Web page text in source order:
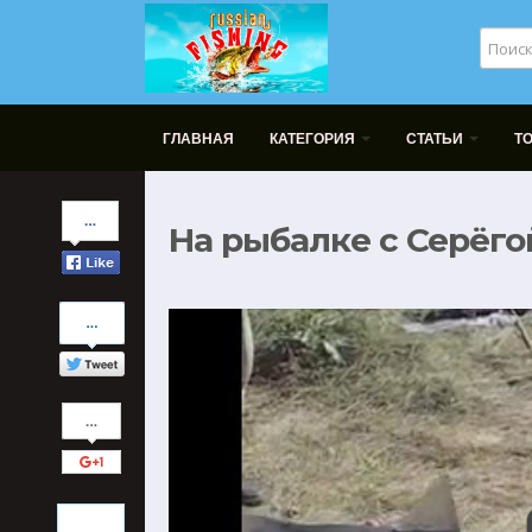
ГЛАВНАЯ КАТЕГОРИЯ СТАТЬИ
on
Facebook
Share
on
Twitter
Share
on
Google+
Pinterest
На рыбалке с